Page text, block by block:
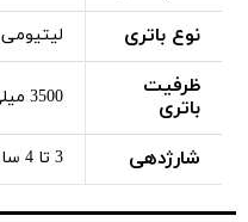
نوع باتری لیتیومی 21700
ظرفیت
باتری
3500 میلی‌آمپر
شارژدهی 3 تا 4 ساعت